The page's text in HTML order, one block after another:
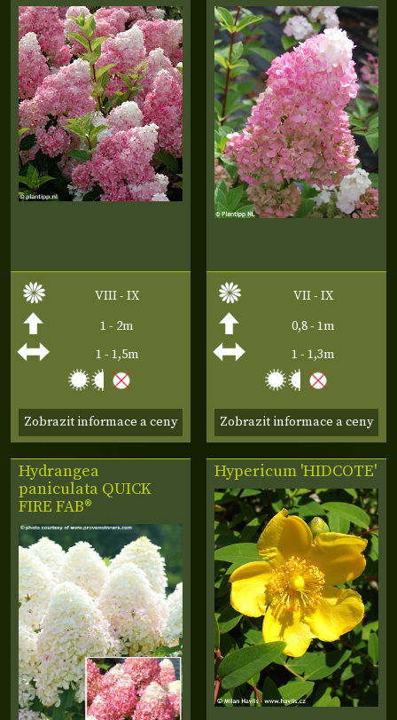
VIII - IX
1 - 2m
1 - 1,5m
Zobrazit informace a ceny
VII - IX
0,8 - 1m
1 - 1,3m
Zobrazit informace a ceny
Hydrangea
paniculata QUICK
FIRE FAB®
Hypericum 'HIDCOTE'